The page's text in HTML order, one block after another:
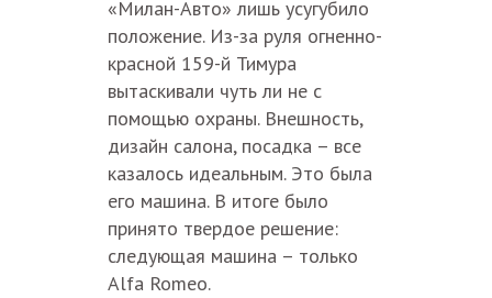
«Милан-Авто» лишь усугубило
положение. Из-за руля огненно-
красной 159-й Тимура
вытаскивали чуть ли не с
помощью охраны. Внешность,
дизайн салона, посадка – все
казалось идеальным. Это была
его машина. В итоге было
принято твердое решение:
следующая машина – только
Alfa Romeo.